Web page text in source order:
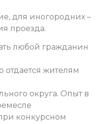
для иногородних –
проезда.
любой гражданин
жителям
округа. Опыт в
конкурсном